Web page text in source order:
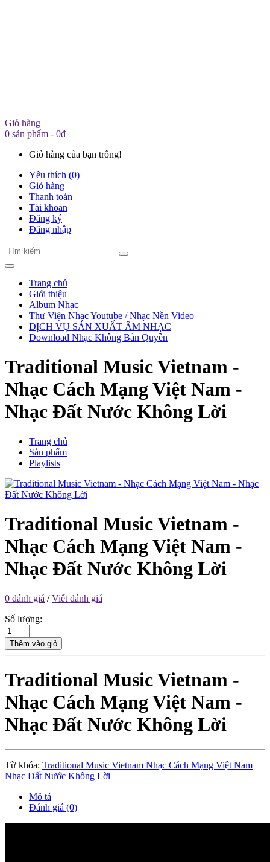
Giỏ hàng
0 sản phẩm - 0đ
Giỏ hàng của bạn trống!
Yêu thích (0)
Giỏ hàng
Thanh toán
Tài khoản
Đăng ký
Đăng nhập
Trang chủ
Giới thiệu
Album Nhạc
Thư Viện Nhạc Youtube / Nhạc Nền Video
DỊCH VỤ SẢN XUẤT ÂM NHẠC
Download Nhạc Không Bản Quyền
Traditional Music Vietnam -
Nhạc Cách Mạng Việt Nam -
Nhạc Đất Nước Không Lời
Trang chủ
Sản phẩm
Playlists
Traditional Music Vietnam -
Nhạc Cách Mạng Việt Nam -
Nhạc Đất Nước Không Lời
0 đánh giá /Viết đánh giá
Số lượng:
Thêm vào giỏ
Traditional Music Vietnam -
Nhạc Cách Mạng Việt Nam -
Nhạc Đất Nước Không Lời
Từ khóa: Traditional Music Vietnam Nhạc Cách Mạng Việt Nam
Nhạc Đất Nước Không Lời
Mô tả
Đánh giá (0)